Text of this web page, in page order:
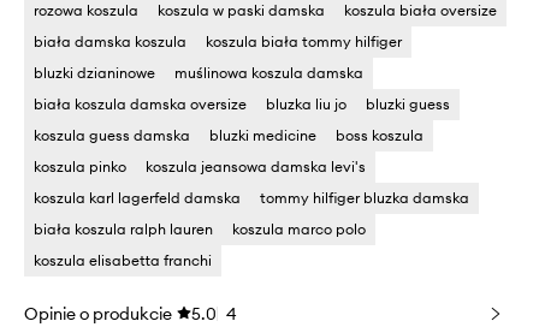
rozowa koszula koszula w paski damska
koszula biała oversize
biała damska koszula
koszula biała tommy hilfiger
bluzki dzianinowe
muślinowa koszula damska
biała koszula damska oversize
bluzka liu jo
bluzki guess
koszula guess damska
bluzki medicine
boss koszula
koszula pinko
koszula jeansowa damska levi's
koszula karl lagerfeld damska
tommy hilfiger bluzka damska
biała koszula ralph lauren
koszula marco polo
koszula elisabetta franchi
Opinie o produkcie 5.0 4